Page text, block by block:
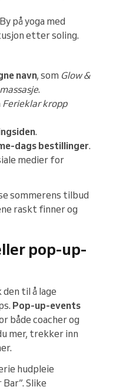
på yoga med
etter soling.
navn, som Glow &
.
Ferieklar kropp
.
dags bestillinger.
medier for
sommerens tilbud
raskt finner og
pop-up-
til å lage
Pop-up-events
både coacher og
mer, trekker inn
hudpleie
Slike